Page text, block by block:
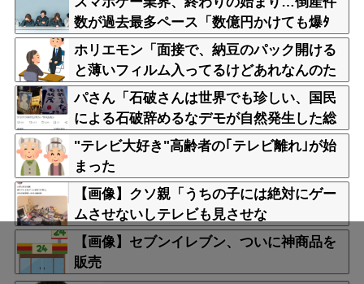
数が過去最多ペース「数億円かけても爆ﾀ
ﾋ」
ホリエモン「面接で、納豆のパック開ける
と薄いフィルム入ってるけどあれなんのた
めか教えてって聞くわけ」
パさん「石破さんは世界でも珍しい、国民
による石破辞めるなデモが自然発生した総
理大臣です」
"テレビ大好き"高齢者の｢テレビ離れ｣が始
まった
【画像】クソ親「うちの子には絶対にゲー
ムさせないしテレビも見させな
い！！！！！」
【画像】セブンイレブン、ついに神商品を
販売